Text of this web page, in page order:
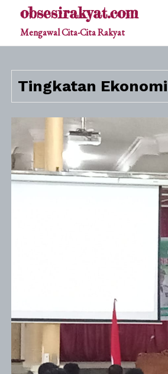
obsesirakyat.com
Mengawal Cita-Cita Rakyat
Tingkatan